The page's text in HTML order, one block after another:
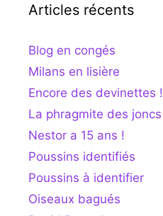
Articles récents
Blog en congés
Milans en lisière
Encore des devinettes !
La phragmite des joncs
Nestor a 15 ans !
Poussins identifiés
Poussins à identifier
Oiseaux bagués